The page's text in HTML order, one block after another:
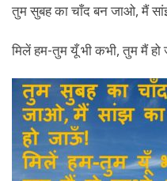
तुम सुबह का चाँद बन जाओ, मैं
मिलें हम-तुम यूँ भी कभी, तुम मैं